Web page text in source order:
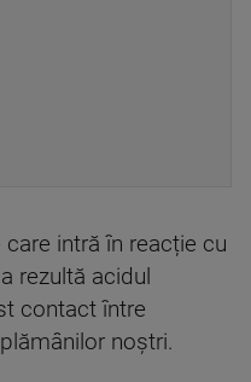
intră în reacție cu
rezultă acidul
contact între
noștri.